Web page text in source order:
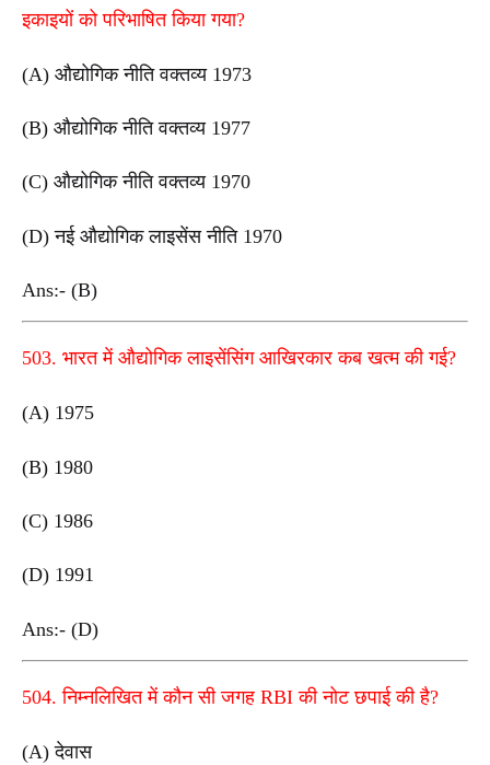
इकाइयों को परिभाषित किया गया?
(A) औद्योगिक नीति वक्तव्य 1973
(B) औद्योगिक नीति वक्तव्य 1977
(C) औद्योगिक नीति वक्तव्य 1970
(D) नई औद्योगिक लाइसेंस नीति 1970
Ans:- (B)
503. भारत में औद्योगिक लाइसेंसिंग आखिरकार कब खत्म की गई?
(A) 1975
(B) 1980
(C) 1986
(D) 1991
Ans:- (D)
504. निम्नलिखित में कौन सी जगह RBI की नोट छपाई की है?
(A) देवास